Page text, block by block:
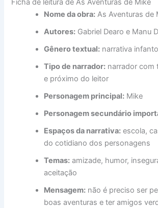
Ficha de leitura de As Aventuras de Mike
Nome da obra: As Aventuras de
Autores: Gabriel Dearo e Manu
Gênero textual: narrativa
Tipo de narrador: narrador com
e próximo do leitor
Personagem principal: Mike
Personagem secundário
Espaços da narrativa: escola,
do cotidiano dos personagens
Temas: amizade, humor,
aceitação
Mensagem: não é preciso ser
boas aventuras e ter amigos